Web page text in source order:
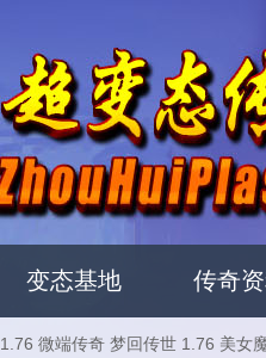
变态基地 传奇
1.76 微端传奇 梦回传世 1.76 美女